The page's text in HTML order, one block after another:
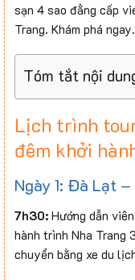
sạn 4 sao đẳng cấp
Trang. Khám phá ngay.
Tóm tắt nội
Lịch trình
đêm khởi
Ngày 1: Đà Lạt
7h30: Hướng dẫn
hành trình Nha Trang
chuyển bằng xe du